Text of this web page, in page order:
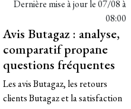
Dernière mise à jour le07/08 à
08:00
Avis Butagaz : analyse,
comparatif propane
questions fréquentes
Les avis Butagaz, les retours
clients Butagaz et la satisfaction